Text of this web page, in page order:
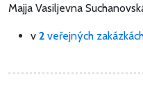
Majja Vasiljevna
v 2 veřejných